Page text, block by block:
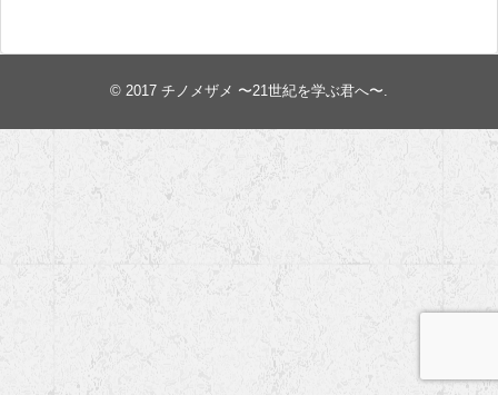
© 2017 チノメザメ 〜21世紀を学ぶ君へ〜.